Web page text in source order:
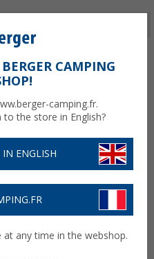
FILTRES
DE CAMPING
CAMPING
camping.fr.
the store in English?
ENGLISH
at any time in the webshop.